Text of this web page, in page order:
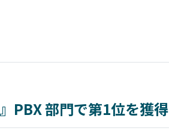
PBX 部門で第1位を獲得